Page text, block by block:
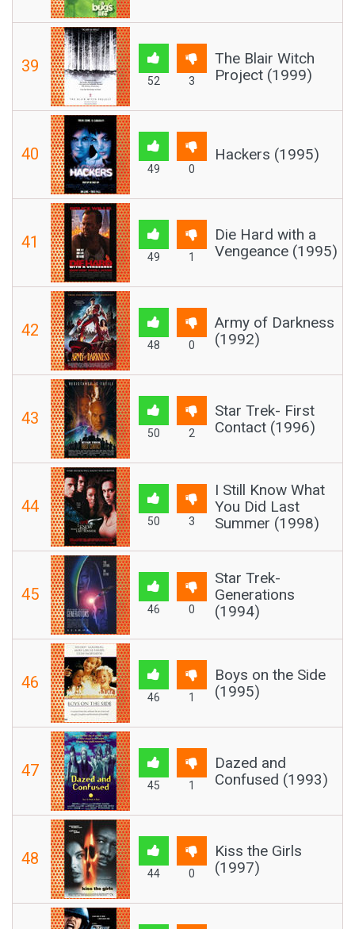
39
52 3
The Blair Witch
Project (1999)
40
49 0
Hackers (1995)
41
49 1
Die Hard with a
Vengeance (1995)
42
48 0
Army of Darkness
(1992)
43
50 2
Star Trek- First
Contact (1996)
44
50 3
I Still Know What
You Did Last
Summer (1998)
45
46 0
Star Trek-
Generations
(1994)
46
46 1
Boys on the Side
(1995)
47
45 1
Dazed and
Confused (1993)
48
44 0
Kiss the Girls
(1997)